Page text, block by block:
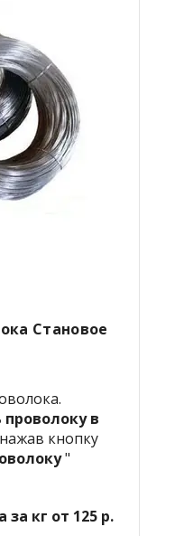
Становое
проволоку в
кнопку
"
за кг от 125 р.